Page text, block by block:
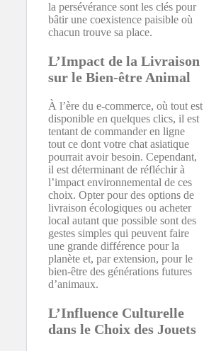
la persévérance sont les clés pour
bâtir une coexistence paisible où
chacun trouve sa place.
L’Impact de la Livraison
sur le Bien-être Animal
À l’ère du e-commerce, où tout est
disponible en quelques clics, il est
tentant de commander en ligne
tout ce dont votre chat asiatique
pourrait avoir besoin. Cependant,
il est déterminant de réfléchir à
l’impact environnemental de ces
choix. Opter pour des options de
livraison écologiques ou acheter
local autant que possible sont des
gestes simples qui peuvent faire
une grande différence pour la
planète et, par extension, pour le
bien-être des générations futures
d’animaux.
L’Influence Culturelle
dans le Choix des Jouets